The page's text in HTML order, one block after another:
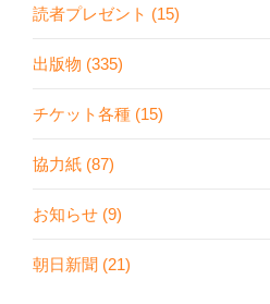
読者プレゼント (15)
出版物 (335)
チケット各種 (15)
協力紙 (87)
お知らせ (9)
朝日新聞 (21)